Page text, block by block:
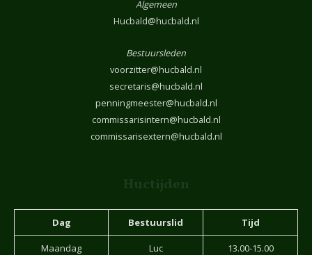
Algemeen
Hucbald@hucbald.nl
Bestuursleden
voorzitter@hucbald.nl
secretaris@hucbald.nl
penningmeester@hucbald.nl
commissarisintern@hucbald.nl
commissarisextern@hucbald.nl
Huctijden
Dag Bestuurslid Tijd
Maandag Luc 13.00-15.00